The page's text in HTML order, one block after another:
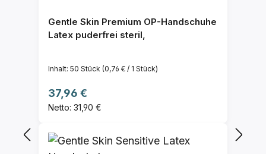
Gentle Skin Premium OP-Handschuhe
Latex puderfrei steril,
Inhalt: 50 Stück (0,76 € / 1 Stück)
Regulärer Preis:
37,96 €
Netto: 31,90 €